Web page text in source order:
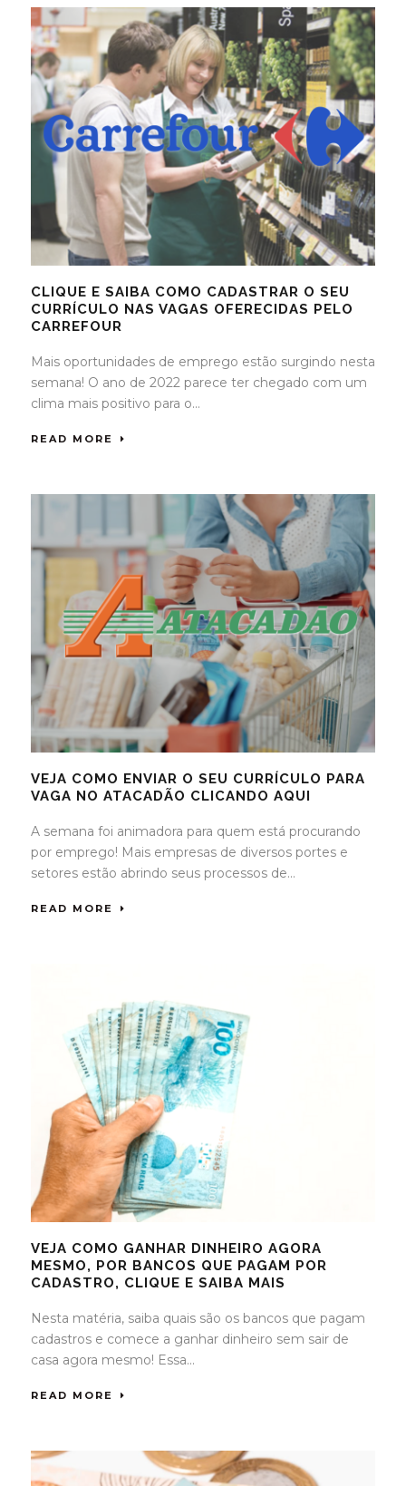
CLIQUE E SAIBA COMO CADASTRAR O SEU
CURRÍCULO NAS VAGAS OFERECIDAS PELO
CARREFOUR
Mais oportunidades de emprego estão surgindo nesta
semana! O ano de 2022 parece ter chegado com um
clima mais positivo para o...
READ MORE
VEJA COMO ENVIAR O SEU CURRÍCULO PARA
VAGA NO ATACADÃO CLICANDO AQUI
A semana foi animadora para quem está procurando
por emprego! Mais empresas de diversos portes e
setores estão abrindo seus processos de...
READ MORE
VEJA COMO GANHAR DINHEIRO AGORA
MESMO, POR BANCOS QUE PAGAM POR
CADASTRO, CLIQUE E SAIBA MAIS
Nesta matéria, saiba quais são os bancos que pagam
cadastros e comece a ganhar dinheiro sem sair de
casa agora mesmo! Essa...
READ MORE